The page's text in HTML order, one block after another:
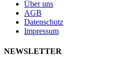
Über uns
AGB
Datenschutz
Impressum
NEWSLETTER